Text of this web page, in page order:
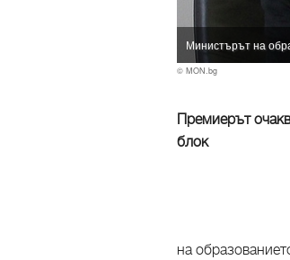
Министърът на
© MON.bg
Премиерът
блок
на